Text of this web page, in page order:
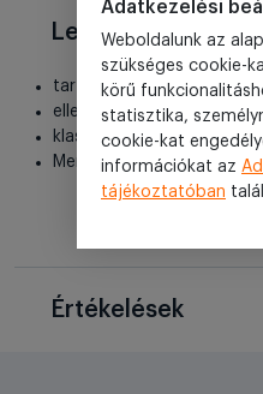
Leírás
tartalék labda csocsóhoz
ellenálló anyag
klasszikus focilabda
Mennyiség: 1db
Értékelések
Adatkezelési
Weboldalunk az
szükséges cookie-
körű
statisztika,
cookie-kat
információkat az
tájékoztatóban